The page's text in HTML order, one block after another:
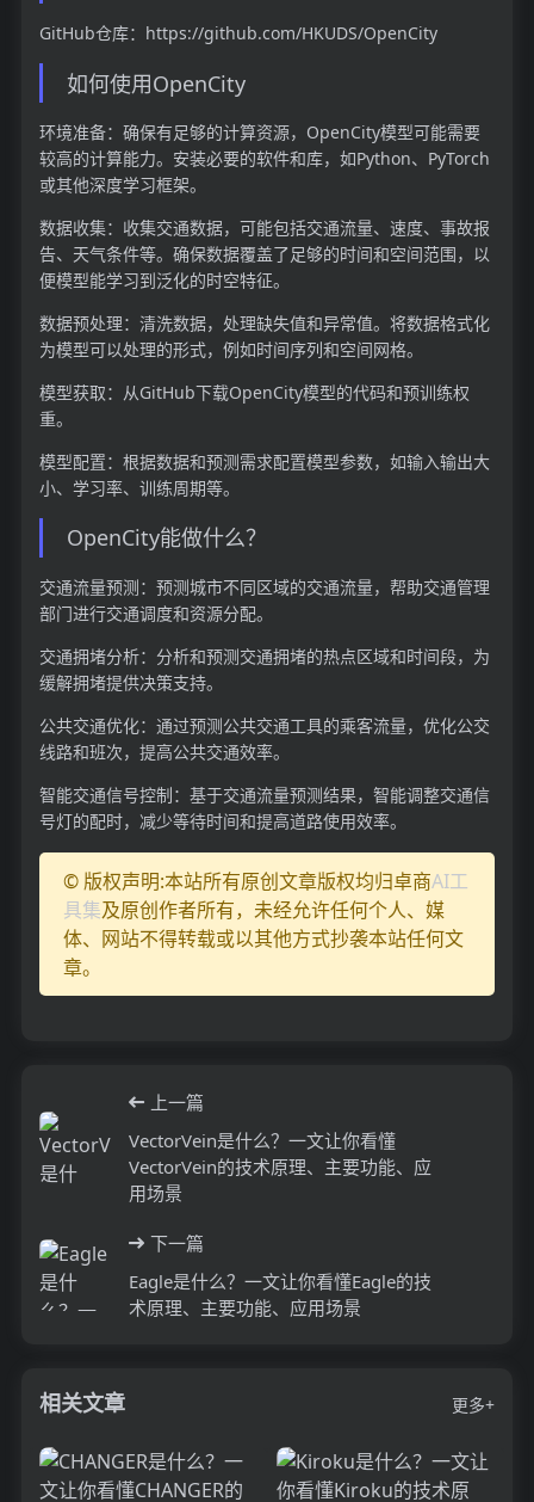
GitHub仓库：https://github.com/HKUDS/OpenCity
如何使用OpenCity
环境准备：确保有足够的计算资源，OpenCity模型可能需要
较高的计算能力。安装必要的软件和库，如Python、PyTorch
或其他深度学习框架。
数据收集：收集交通数据，可能包括交通流量、速度、事故报
告、天气条件等。确保数据覆盖了足够的时间和空间范围，以
便模型能学习到泛化的时空特征。
数据预处理：清洗数据，处理缺失值和异常值。将数据格式化
为模型可以处理的形式，例如时间序列和空间网格。
模型获取：从GitHub下载OpenCity模型的代码和预训练权
重。
模型配置：根据数据和预测需求配置模型参数，如输入输出大
小、学习率、训练周期等。
OpenCity能做什么？
交通流量预测：预测城市不同区域的交通流量，帮助交通管理
部门进行交通调度和资源分配。
交通拥堵分析：分析和预测交通拥堵的热点区域和时间段，为
缓解拥堵提供决策支持。
公共交通优化：通过预测公共交通工具的乘客流量，优化公交
线路和班次，提高公共交通效率。
智能交通信号控制：基于交通流量预测结果，智能调整交通信
号灯的配时，减少等待时间和提高道路使用效率。
© 版权声明:本站所有原创文章版权均归卓商AI工
具集及原创作者所有，未经允许任何个人、媒
体、网站不得转载或以其他方式抄袭本站任何文
章。
上一篇
VectorVein是什么？一文让你看懂
VectorVein的技术原理、主要功能、应
用场景
下一篇
Eagle是什么？一文让你看懂Eagle的技
术原理、主要功能、应用场景
相关文章 更多+